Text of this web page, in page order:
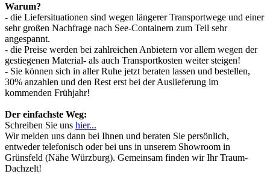
Warum?
- die Liefersituationen sind wegen längerer Transportwege und einer
sehr großen Nachfrage nach See-Containern zum Teil sehr
angespannt.
- die Preise werden bei zahlreichen Anbietern vor allem wegen der
gestiegenen Material- als auch Transportkosten weiter steigen!
- Sie können sich in aller Ruhe jetzt beraten lassen und bestellen,
30% anzahlen und den Rest erst bei der Auslieferung im
kommenden Frühjahr!
Der einfachste Weg:
Schreiben Sie uns hier...
Wir melden uns dann bei Ihnen und beraten Sie persönlich,
entweder telefonisch oder bei uns in unserem Showroom in
Grünsfeld (Nähe Würzburg). Gemeinsam finden wir Ihr Traum-
Dachzelt!